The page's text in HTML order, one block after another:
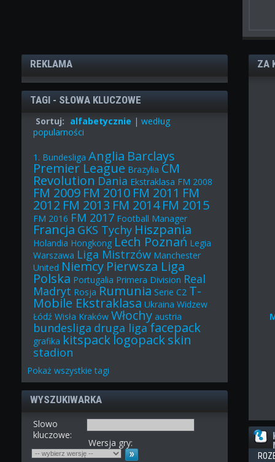
REKLAMA
TAGI - SŁOWA KLUCZOWE
Sortuj: alfabetycznie |według
popularności
1. Bundesliga Anglia Barclays
Premier League Brazylia CM
Revolution Dania Ekstraklasa FM 2008
FM 2009 FM 2010 FM 2011 FM
2012 FM 2013 FM 2014 FM 2015
FM 2016 FM 2017 Football Manager
Francja GKS Tychy Hiszpania
Holandia Hongkong Lech Poznań Legia
Warszawa Liga Mistrzów Manchester
United Niemcy Pierwsza Liga
Polska Portugalia Primera Division Real
Madryt Rosja Rumunia Serie C2 T-
Mobile Ekstraklasa Ukraina Widzew
Łódź Wisła Kraków Włochy austria
bundesliga druga ligafacepack
grafika kitspacklogopackskin
stadion
Pokażwszystkie tagi
WYSZUKIWARKA
Slowo
kluczowe:
Wersja gry:
ZA